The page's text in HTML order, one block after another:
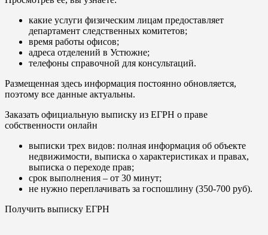
какие услуги физическим лицам предоставляет
департамент следственных комитетов;
время работы офисов;
адреса отделений в Устюжне;
телефоны справочной для консультаций.
Размещенная здесь информация постоянно обновляется,
поэтому все данные актуальны.
Заказать официальную выписку из ЕГРН о праве
собственности онлайн
выписки трех видов: полная информация об объекте
недвижимости, выписка о характеристиках и правах,
выписка о переходе прав;
срок выполнения – от 30 минут;
не нужно переплачивать за госпошлину (350-700 руб).
Получить выписку ЕГРН